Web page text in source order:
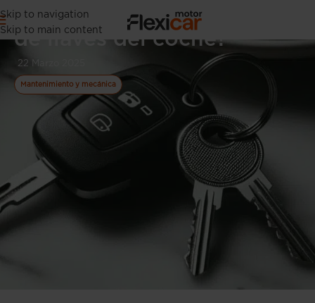
Skip to navigation
Skip to main content
¿Cómo sacar un duplicado
de llaves del coche?
22 Marzo 2025
Mantenimiento y mecánica